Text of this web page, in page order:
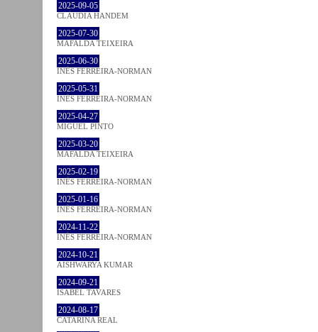
2025-09-05
CLÁUDIA HANDEM
2025-07-30
MAFALDA TEIXEIRA
2025-06-30
INÊS FERREIRA-NORMAN
2025-05-31
INÊS FERREIRA-NORMAN
2025-04-27
MIGUEL PINTO
2025-03-20
MAFALDA TEIXEIRA
2025-02-19
INÊS FERREIRA-NORMAN
2025-01-16
INÊS FERREIRA-NORMAN
2024-11-22
INÊS FERREIRA-NORMAN
2024-10-21
AISHWARYA KUMAR
2024-09-21
ISABEL TAVARES
2024-08-17
CATARINA REAL